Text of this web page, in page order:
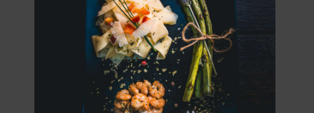
AUSSTELLUNGEN
HEIMATLICHTER
KONTAKT